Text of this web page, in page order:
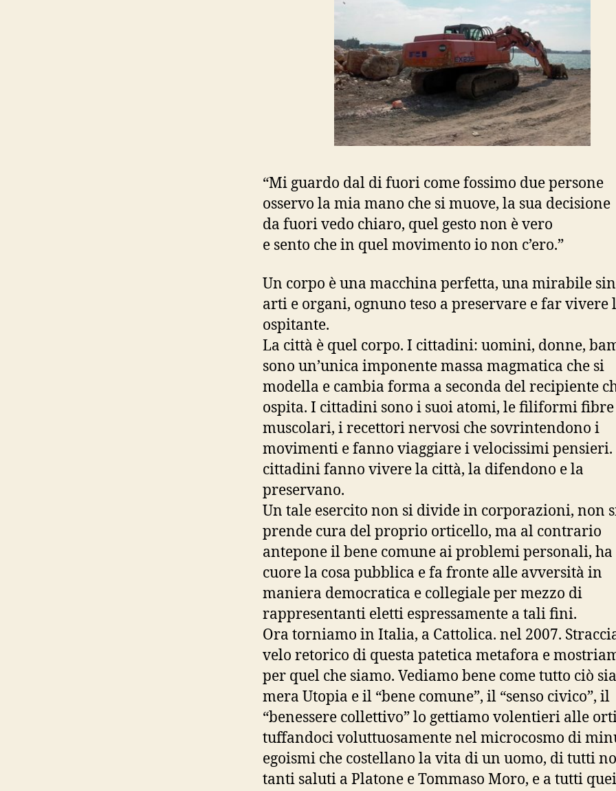
“Mi guardo dal di fuori come fossimo due persone
osservo la mia mano che si muove, la sua decisione
da fuori vedo chiaro, quel gesto non è vero
e sento che in quel movimento io non c’ero.”
Un corpo è una macchina perfetta, una mirabile
arti e organi, ognuno teso a preservare e far vivere
ospitante.
La città è quel corpo. I cittadini: uomini, donne,
sono un’unica imponente massa magmatica che si
modella e cambia forma a seconda del recipiente
ospita. I cittadini sono i suoi atomi, le filiformi fibre
muscolari, i recettori nervosi che sovrintendono i
movimenti e fanno viaggiare i velocissimi pensieri.
cittadini fanno vivere la città, la difendono e la
preservano.
Un tale esercito non si divide in corporazioni, non
prende cura del proprio orticello, ma al contrario
antepone il bene comune ai problemi personali, ha
cuore la cosa pubblica e fa fronte alle avversità in
maniera democratica e collegiale per mezzo di
rappresentanti eletti espressamente a tali fini.
Ora torniamo in Italia, a Cattolica. nel 2007.
velo retorico di questa patetica metafora e
per quel che siamo. Vediamo bene come tutto ciò
mera Utopia e il “bene comune”, il “senso civico”, il
“benessere collettivo” lo gettiamo volentieri alle
tuffandoci voluttuosamente nel microcosmo di
egoismi che costellano la vita di un uomo, di tutti
tanti saluti a Platone e Tommaso Moro, e a tutti quei